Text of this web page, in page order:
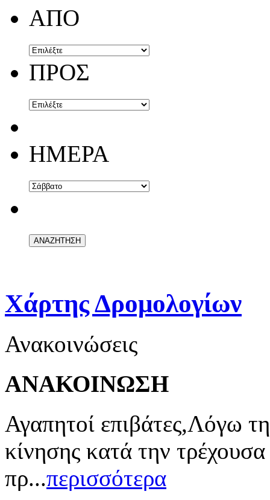
ΑΠΟ
ΠΡΟΣ
ΗΜΕΡΑ
Χάρτης Δρομολογίων
Ανακοινώσεις
ΑΝΑΚΟΙΝΩΣΗ
Αγαπητοί επιβάτες,Λόγω
κίνησης κατά την
πρ...περισσότερα